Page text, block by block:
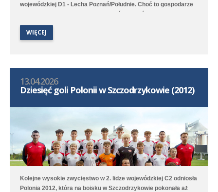
wojewódzkiej D1 - Lecha Poznań/Południe. Choć to gospodarze
pierwsi objęli prowadzenie to Poloniści odwrócili losy meczu za
zespół przegrał na wyjeździe 1:3 (1:1) z Clescevią Kleszczewo, a
gola dla Polonii strzelił Bruno Obiegły.
WIĘCEJ
13.04.2026
Dziesięć goli Polonii w Szczodrzykowie (2012)
Kolejne wysokie zwycięstwo w 2. lidze wojewódzkiej C2 odniosła
Polonia 2012, która na boisku w Szczodrzykowie pokonała aż